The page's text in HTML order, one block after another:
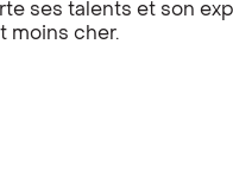
ses talents et son
moins cher.